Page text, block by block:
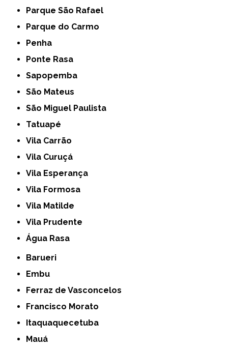
Parque São Rafael
Parque do Carmo
Penha
Ponte Rasa
Sapopemba
São Mateus
São Miguel Paulista
Tatuapé
Vila Carrão
Vila Curuçá
Vila Esperança
Vila Formosa
Vila Matilde
Vila Prudente
Água Rasa
Barueri
Embu
Ferraz de Vasconcelos
Francisco Morato
Itaquaquecetuba
Mauá